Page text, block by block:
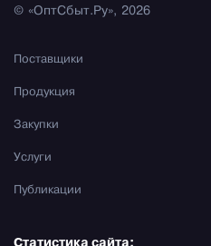
© «ОптСбыт.Ру», 2026
Поставщики
Продукция
Закупки
Услуги
Публикации